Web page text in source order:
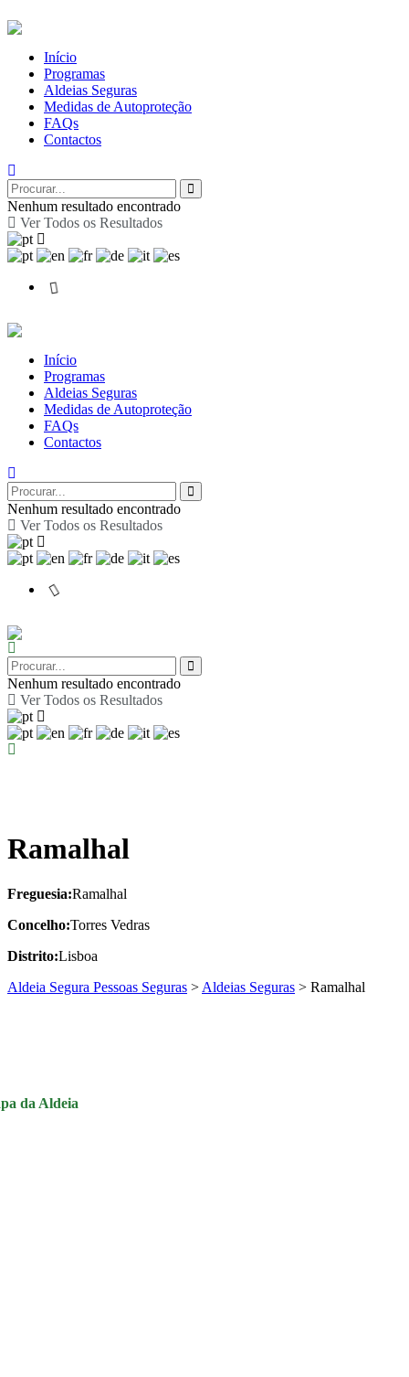
Início
Programas
Aldeias Seguras
Medidas de Autoproteção
FAQs
Contactos
Nenhum resultado encontrado
Ver Todos os Resultados
Início
Programas
Aldeias Seguras
Medidas de Autoproteção
FAQs
Contactos
Nenhum resultado encontrado
Ver Todos os Resultados
Nenhum resultado encontrado
Ver Todos os Resultados
Ramalhal
Freguesia:Ramalhal
Concelho:Torres Vedras
Distrito:Lisboa
Aldeia Segura Pessoas Seguras > Aldeias Seguras > Ramalhal
da Aldeia